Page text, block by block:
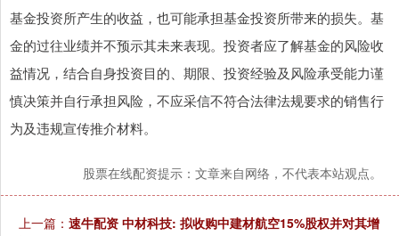
基金投资所产生的收益，也可能承担基金投资所带来的损失。基
金的过往业绩并不预示其未来表现。投资者应了解基金的风险收
益情况，结合自身投资目的、期限、投资经验及风险承受能力谨
慎决策并自行承担风险，不应采信不符合法律法规要求的销售行
为及违规宣传推介材料。
股票在线配资提示：文章来自网络，不代表本站观点。
上一篇： 速牛配资 中材科技: 拟收购中建材航空15%股权并对其增